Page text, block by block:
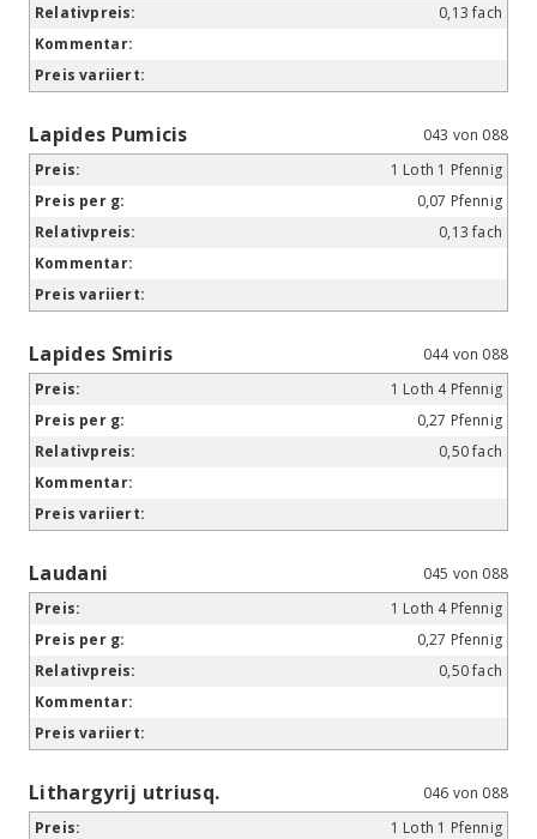
0,13 fach
Lapides Pumicis
043 von 088
1 Loth 1 Pfennig
0,07 Pfennig
0,13 fach
Lapides Smiris
044 von 088
1 Loth 4 Pfennig
0,27 Pfennig
0,50 fach
Laudani
045 von 088
1 Loth 4 Pfennig
0,27 Pfennig
0,50 fach
Lithargyrij utriusq.
046 von 088
1 Loth 1 Pfennig